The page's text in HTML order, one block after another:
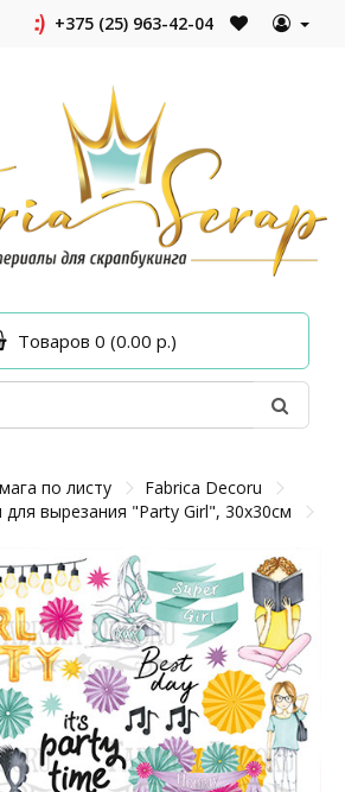
+375 (25) 963-42-04
Товаров 0 (0.00 р.)
по листу
Fabrica Decoru
для вырезания "Party Girl", 30х30см